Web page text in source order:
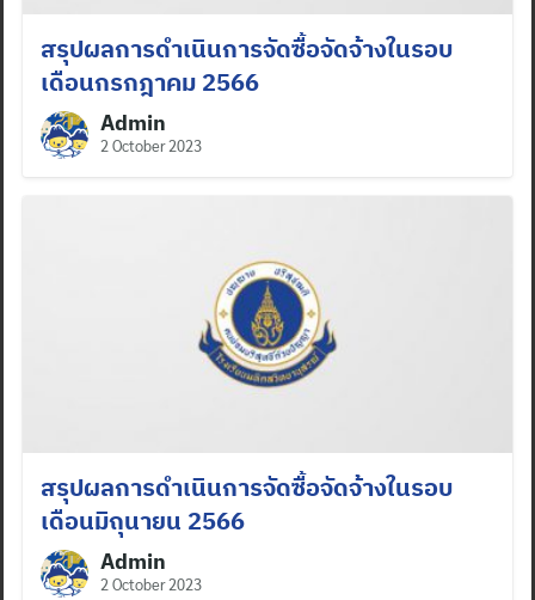
สรุปผลการดำเนินการจัดซื้อจัดจ้างในรอบ
เดือนกรกฎาคม 2566
Admin
2 October 2023
สรุปผลการดำเนินการจัดซื้อจัดจ้างในรอบ
เดือนมิถุนายน 2566
Admin
2 October 2023